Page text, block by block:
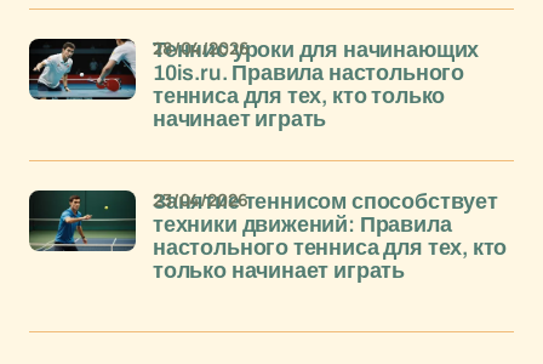
Теннис уроки для начинающих
10is.ru. Правила настольного
тенниса для тех, кто только
начинает играть
28/04/2026
Занятие теннисом способствует
техники движений: Правила
настольного тенниса для тех, кто
только начинает играть
23/04/2026